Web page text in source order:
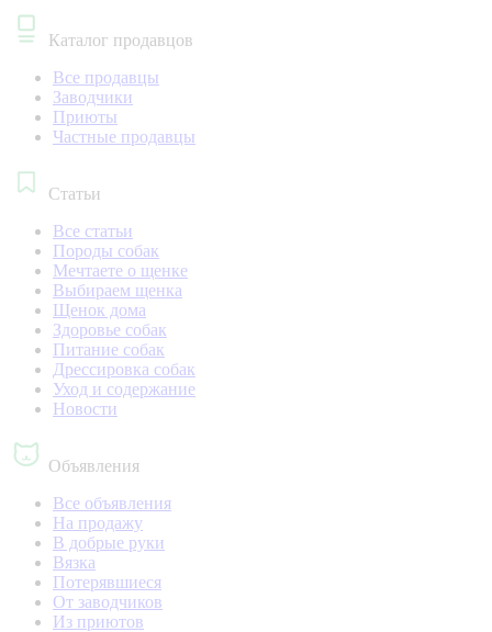
Каталог продавцов
Все продавцы
Заводчики
Приюты
Частные продавцы
Статьи
Все статьи
Породы собак
Мечтаете о щенке
Выбираем щенка
Щенок дома
Здоровье собак
Питание собак
Дрессировка собак
Уход и содержание
Новости
Объявления
Все объявления
На продажу
В добрые руки
Вязка
Потерявшиеся
От заводчиков
Из приютов